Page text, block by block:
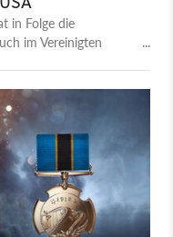
in Folge die
im Vereinigten